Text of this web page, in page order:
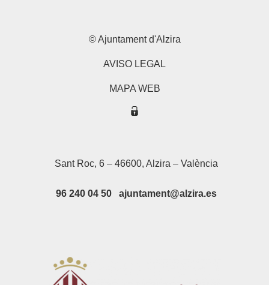
© Ajuntament d'Alzira
AVISO LEGAL
MAPA WEB
Sant Roc, 6 – 46600, Alzira – València
96 240 04 50 ajuntament@alzira.es